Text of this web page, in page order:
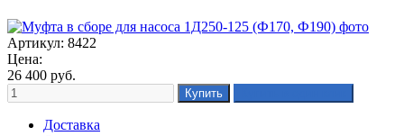
Артикул: 8422
Цена:
26 400 руб.
Доставка